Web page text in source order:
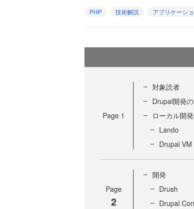
PHP 技術解説 アプリケーシ
Page 1
対象読者
Drupal開発
ローカル開
Lando
Drupal VM
Page
2
開発
Drush
Drupal